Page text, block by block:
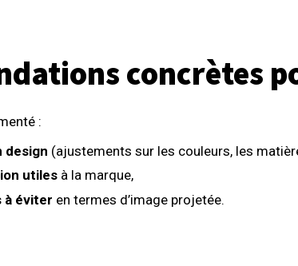
concrètes
:
design (ajustements sur les couleurs, les
utiles à la marque,
à éviter en termes d’image projetée.